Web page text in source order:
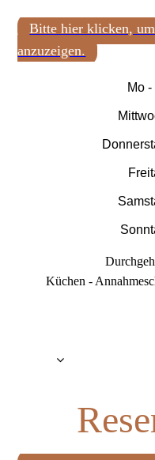
Bitte hier klicken,
anzuzeigen.
Mo -
Küchen -